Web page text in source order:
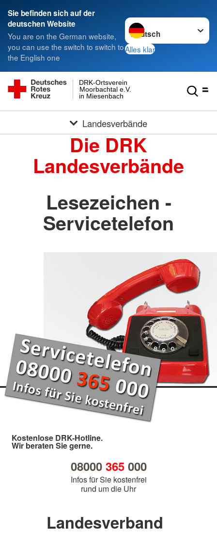
Sie befinden sich auf der
deutschen Website
You are on the German website,
you can use the switch to switch to
the English one
Sprache wechseln zu
Alles klar
in Miesenbach
Moorbachtal e.V.
DRK-Ortsverein
Landesverbände
Die DRK
Landesverbände
Lesezeichen -
Servicetelefon
Kostenlose DRK-Hotline.
Wir beraten Sie gerne.
08000 365000
Infos für Sie kostenfrei
rund um die Uhr
Landesverband